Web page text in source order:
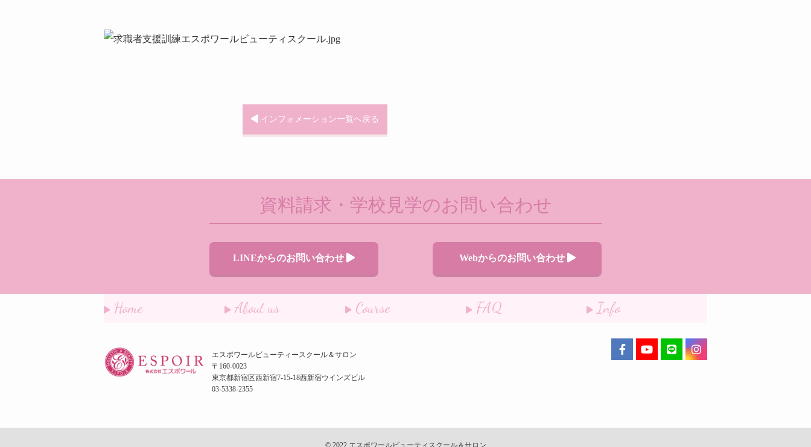
インフォメーション一覧へ戻る
資料請求・学校見学のお問い合わせ
LINEからのお問い合わせ Webからのお問い合わせ
Home About us Course FAQ Info
エスポワールビューティースクール＆サロン
〒160-0023
東京都新宿区西新宿7-15-18西新宿ウインズビル
03-5338-2355
© 2022 エスポワールビューティスクール＆サロン